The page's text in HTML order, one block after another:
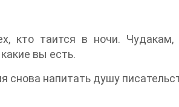
кто таится в ночи.
вы есть.
снова напитать душу